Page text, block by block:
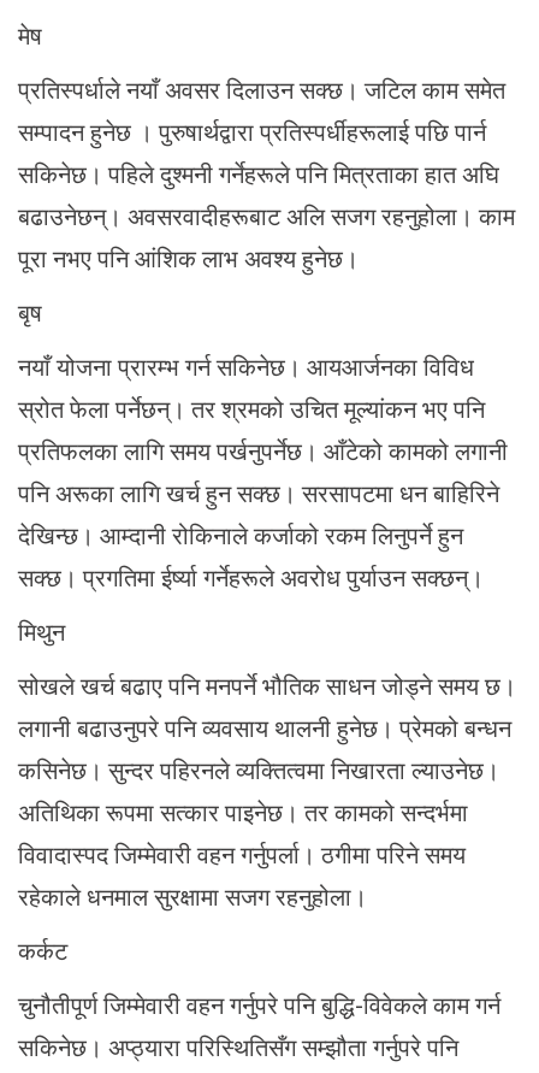
मेष
प्रतिस्पर्धाले नयाँ अवसर दिलाउन सक्छ। जटिल काम समेत
सम्पादन हुनेछ । पुरुषार्थद्वारा प्रतिस्पर्धीहरूलाई पछि पार्न
सकिनेछ। पहिले दुश्मनी गर्नेहरूले पनि मित्रताका हात अघि
बढाउनेछन्। अवसरवादीहरूबाट अलि सजग रहनुहोला। काम
पूरा नभए पनि आंशिक लाभ अवश्य हुनेछ।
बृष
नयाँ योजना प्रारम्भ गर्न सकिनेछ। आयआर्जनका विविध
स्रोत फेला पर्नेछन्। तर श्रमको उचित मूल्यांकन भए पनि
प्रतिफलका लागि समय पर्खनुपर्नेछ। आँटेको कामको लगानी
पनि अरूका लागि खर्च हुन सक्छ। सरसापटमा धन बाहिरिने
देखिन्छ। आम्दानी रोकिनाले कर्जाको रकम लिनुपर्ने हुन
सक्छ। प्रगतिमा ईर्ष्या गर्नेहरूले अवरोध पुर्याउन सक्छन्।
मिथुन
सोखले खर्च बढाए पनि मनपर्ने भौतिक साधन जोड्ने समय छ।
लगानी बढाउनुपरे पनि व्यवसाय थालनी हुनेछ। प्रेमको बन्धन
कसिनेछ। सुन्दर पहिरनले व्यक्तित्वमा निखारता ल्याउनेछ।
अतिथिका रूपमा सत्कार पाइनेछ। तर कामको सन्दर्भमा
विवादास्पद जिम्मेवारी वहन गर्नुपर्ला। ठगीमा परिने समय
रहेकाले धनमाल सुरक्षामा सजग रहनुहोला।
कर्कट
चुनौतीपूर्ण जिम्मेवारी वहन गर्नुपरे पनि बुद्धि-विवेकले काम गर्न
सकिनेछ। अप्ठ्यारा परिस्थितिसँग सम्झौता गर्नुपरे पनि